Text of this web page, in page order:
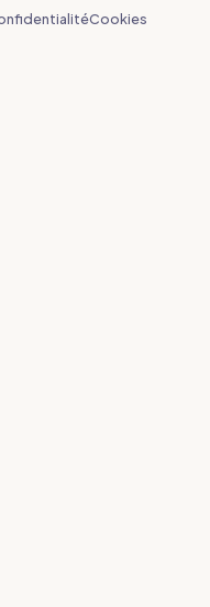
Cookies